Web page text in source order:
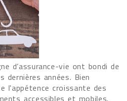
d’assurance-vie ont bondi de
dernières années. Bien
l'appétence croissante des
accessibles et mobiles.